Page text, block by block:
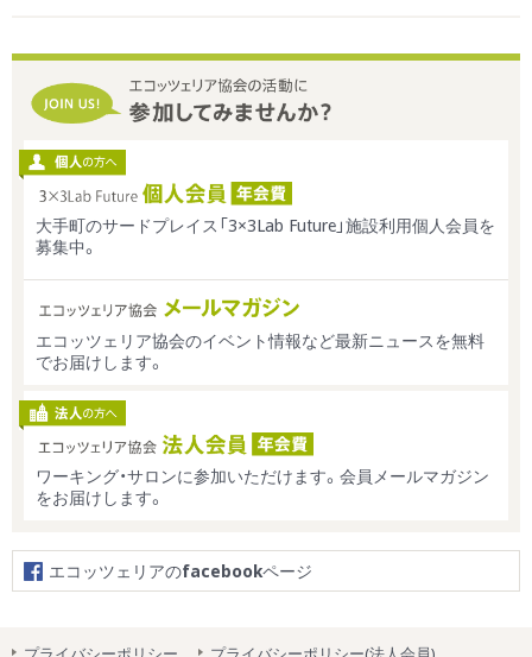
大手町のサードプレイス「3×3Lab Future」施設利用個人会員を
募集中。
エコッツェリア協会のイベント情報など最新ニュースを無料
でお届けします。
ワーキング・サロンに参加いただけます。会員メールマガジン
をお届けします。
エコッツェリアのfacebookページ